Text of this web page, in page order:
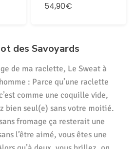
54,90€
des Savoyards
de ma raclette, Le Sweat à
: Parce qu’une raclette
comme une coquille vide,
bien seul(e) sans votre moitié.
fromage ça resterait une
l’être aimé, vous êtes une